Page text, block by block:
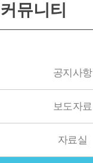
커뮤니티
공지사항
보도자료
자료실